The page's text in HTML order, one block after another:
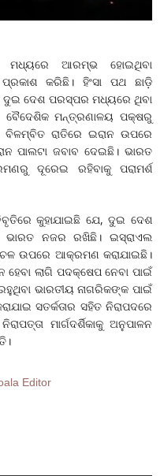
ମଧ୍ୟରେ ଆରମ୍ଭ ହୋଇଥିବା
କରିଛି। ହିଂସା ପଥ ଛାଡ଼ି
ଦେଶ ପରସ୍ପର ମଧ୍ୟରେ ଥିବା
ବୈଦେଶିକ ମନ୍ତ୍ରଣାଳୟ ପକ୍ଷରୁ
ରାତିରେ ଇରାନ ଉପରେ
ପାଲଟା ଜବାବ ଦେଇଛି। ଭାରତ
ଦୂରେଇ ରହିବାକୁ ପରାମର୍ଶ
କୁହାଯାଇଛି ଯେ, ଦୁଇ ଦେଶ
ଭାରତ ନଜର ରଖିଛି। ଇସ୍ରାଏଲ
ଉପରେ ଆକ୍ରମଣ କରାଯାଇଛି।
ଲାଗି ପଦକ୍ଷେପ ନେବା ପାଇଁ
ଭାରତୀୟ ନାଗରିକଙ୍କ ପାଇଁ
ସତର୍କତାର ସହିତ ନିରାପଦରେ
ମାର୍ଗଦର୍ଶିକାକୁ ଅନୁପାଳନ
Editor